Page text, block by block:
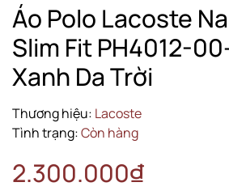
Áo Polo Lacoste
Slim Fit PH4012-
Xanh Da Trời
Thương hiệu: Lacoste
Tình trạng:Còn hàng
2.300.000₫